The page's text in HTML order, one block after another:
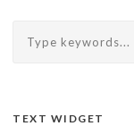
TEXT WIDGET